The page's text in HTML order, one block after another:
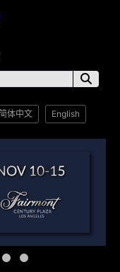
简体中文 English